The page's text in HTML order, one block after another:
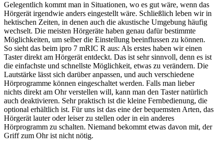
Gelegentlich kommt man in Situationen, wo es gut wäre, wenn das
Hörgerät irgendwie anders eingestellt wäre. Schließlich leben wir in
hektischen Zeiten, in denen auch die akustische Umgebung häufig
wechselt. Die meisten Hörgeräte haben genau dafür bestimmte
Möglichkeiten, um selber die Einstellung beeinflussen zu können.
So sieht das beim ipro 7 mRIC R aus: Als erstes haben wir einen
Taster direkt am Hörgerät entdeckt. Das ist sehr sinnvoll, denn es ist
die einfachste und schnellste Möglichkeit, etwas zu verändern. Die
Lautstärke lässt sich darüber anpassen, und auch verschiedene
Hörprogramme können eingeschaltet werden. Falls man lieber
nichts direkt am Ohr verstellen will, kann man den Taster natürlich
auch deaktivieren. Sehr praktisch ist die kleine Fernbedienung, die
optional erhältlich ist. Für uns ist das eine der bequemsten Arten, das
Hörgerät lauter oder leiser zu stellen oder in ein anderes
Hörprogramm zu schalten. Niemand bekommt etwas davon mit, der
Griff zum Ohr ist nicht nötig.